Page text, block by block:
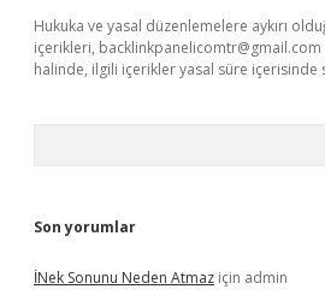
Hukuka ve yasal düzenlemelere aykırı
içerikleri, backlinkpanelicomtr@gmail.com
halinde, ilgili içerikler yasal süre içerisinde
Son yorumlar
İNek Sonunu Neden Atmaz için admin